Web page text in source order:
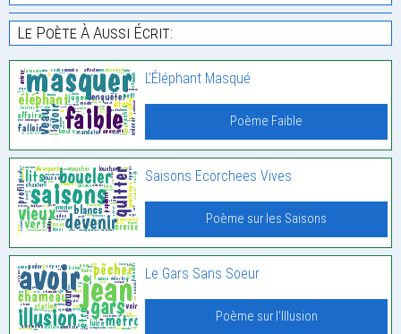
Le Poète À Aussi Écrit:
L’Éléphant Masqué
Poème Faible
Saisons Ecorchees Vives
Poème sur les Saisons
Le Gars Sans Soeur
Poème sur l'Illusion